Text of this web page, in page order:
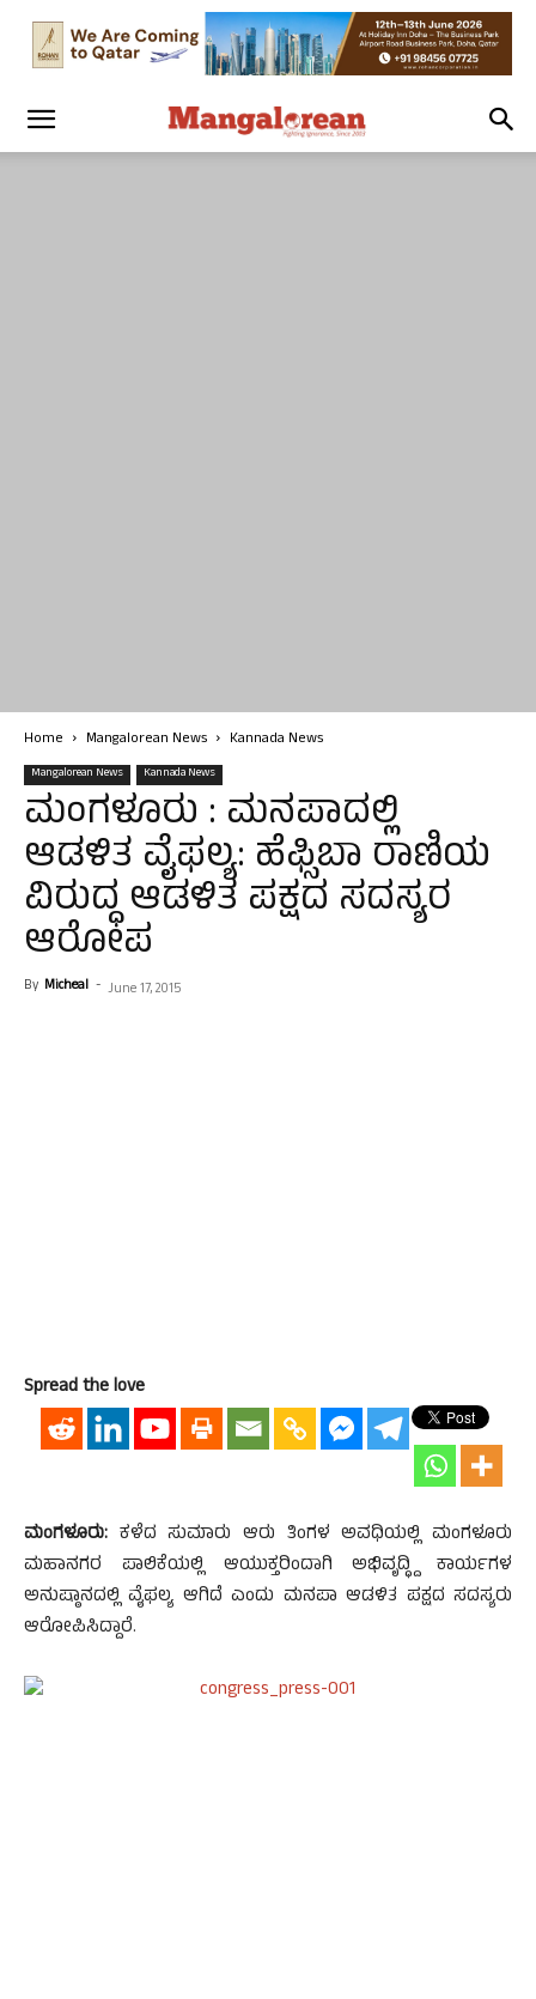
Home Mangalorean News Kannada News
Mangalorean News Kannada News
ಮಂಗಳೂರು : ಮನಪಾದಲ್ಲಿ
ಆಡಳಿತ ವೈಫಲ್ಯ: ಹೆಫ್ಸಿಬಾ ರಾಣಿಯ
ವಿರುದ್ಧ ಆಡಳಿತ ಪಕ್ಷದ ಸದಸ್ಯರ
ಆರೋಪ
By Micheal - June 17, 2015
Spread the love
ಮಂಗಳೂರು: ಕಳೆದ ಸುಮಾರು ಆರು ತಿಂಗಳ ಅವಧಿಯಲ್ಲಿ ಮಂಗಳೂರು
ಮಹಾನಗರ ಪಾಲಿಕೆಯಲ್ಲಿ ಆಯುಕ್ತರಿಂದಾಗಿ ಅಭಿವೃದ್ಧ್ದಿ ಕಾರ್ಯಗಳ
ಅನುಷ್ಠಾನದಲ್ಲಿ ವೈಫಲ್ಯ ಆಗಿದೆ ಎಂದು ಮನಪಾ ಆಡಳಿತ ಪಕ್ಷದ ಸದಸ್ಯರು
ಆರೋಪಿಸಿದ್ದಾರೆ.